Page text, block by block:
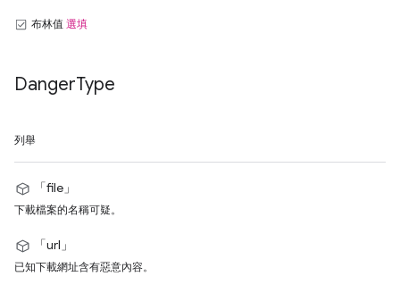
布林值 選填
DangerType
列舉
「file」
下載檔案的名稱可疑。
「url」
已知下載網址含有惡意內容。